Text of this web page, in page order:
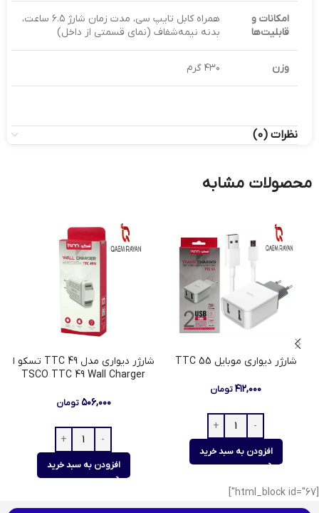
امکانات و
قابلیت‌ها
همراه کابل تایپ سی، مدت زمان شارژ ۶.۵ ساعت،
بدنه نیمه‌شفاف (نمای قسمتی از داخل)
وزن ۴۳۰ گرم
نظرات (0)
محصولات مشابه
شارژر دیواری موبایل 55 TTC
۴۱۲,۰۰۰تومان
افزودن به سبد خرید
شارژر دیواری مدل TTC 49 تسکو ا
TSCO TTC 49 Wall Charger
۵۰۶,۰۰۰ تومان
افزودن به سبد خرید
[html_block id="67"]